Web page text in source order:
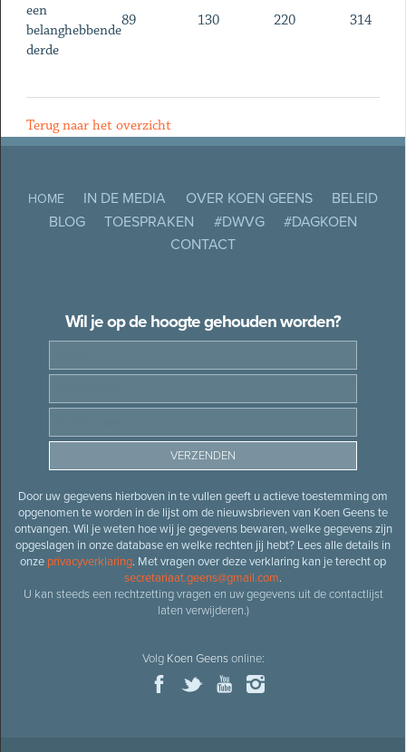
een
belanghebbende
derde
89 130 220 314
Terug naar het overzicht
HOME IN DE MEDIA OVER KOEN GEENS
BELEID
BLOG
TOESPRAKEN #DWVG
#DAGKOEN
CONTACT
Wil je op de hoogte gehouden worden?
Door uw gegevens hierboven in te vullen geeft u actieve toestemming om
opgenomen te worden in de lijst om de nieuwsbrieven van Koen Geens te
ontvangen. Wil je weten hoe wij je gegevens bewaren, welke gegevens zijn
opgeslagen in onze database en welke rechten jij hebt? Lees alle details in
onze privacyverklaring. Met vragen over deze verklaring kan je terecht op
secretariaat.geens@gmail.com.
U kan steeds een rechtzetting vragen en uw gegevens uit de contactlijst
laten verwijderen.)
Volg Koen Geensonline: